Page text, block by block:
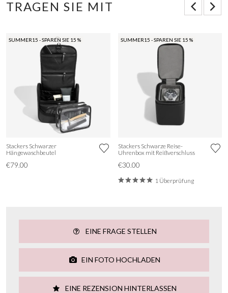
TRAGEN SIE MIT
SUMMER15 - SPAREN SIE 15 %
Stackers Schwarzer
Hängewaschbeutel
€79.00
SUMMER15 - SPAREN SIE 15 %
Stackers Schwarze Reise-
Uhrenbox mit Reißverschluss
€30.00
1 Überprüfung
EINE FRAGE STELLEN
EIN FOTO HOCHLADEN
EINE REZENSION HINTERLASSEN